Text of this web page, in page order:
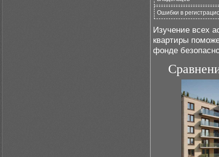
Ошибки в
Изучение всех
квартиры
фонде